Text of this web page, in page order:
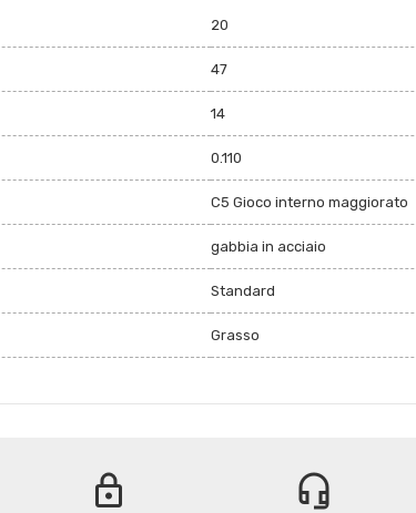
20
47
14
0.110
C5 Gioco interno maggiorato
gabbia in acciaio
Standard
Grasso
lock headset_mic